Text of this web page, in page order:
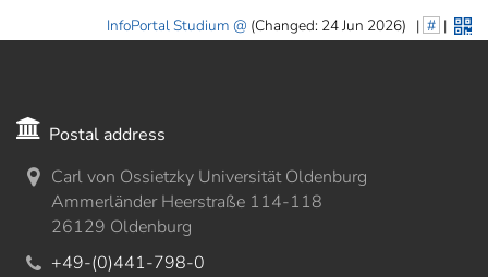
InfoPortal Studium (Changed: 24 Jun 2026) | # |
Postal address
Carl von Ossietzky Universität Oldenburg
Ammerländer Heerstraße 114-118
26129 Oldenburg
+49-(0)441-798-0